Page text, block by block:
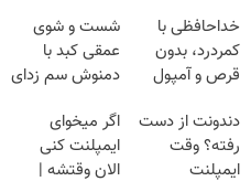
خداحافظی با
کمردرد، بدون
قرص و آمپول
شست و شوی
عمقی کبد با
دمنوش سم زدای
دندونت از دست
رفته؟ وقت
ایمپلنت
اگر میخوای
ایمپلنت کنی
الان وقتشه |